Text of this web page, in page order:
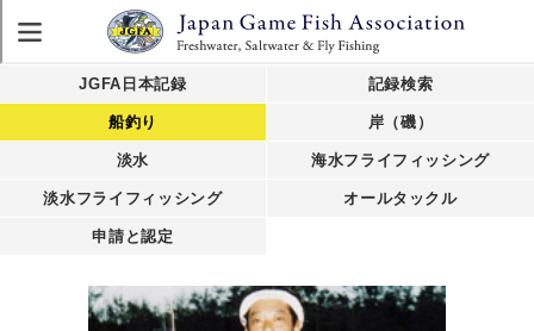
JGFA日本記録 記録検索
船釣り 岸（磯）
淡水 海水フライフィッシング
淡水フライフィッシング オールタックル
申請と認定